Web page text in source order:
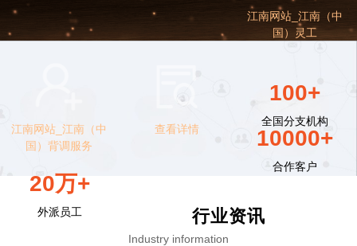
江南网站_江南（中
国）灵工
江南网站_江南（中
国）背调服务
查看详情
100+
全国分支机构
10000+
合作客户
20万+
外派员工 行业资讯
Industry information